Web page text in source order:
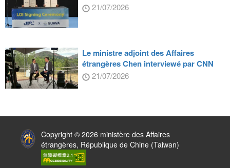
21/07/2026
Le ministre adjoint des Affaires
étrangères Chen interviewé par CNN
21/07/2026
Copyright © 2026 ministère des Affaires
étrangères, République de Chine (Taiwan)